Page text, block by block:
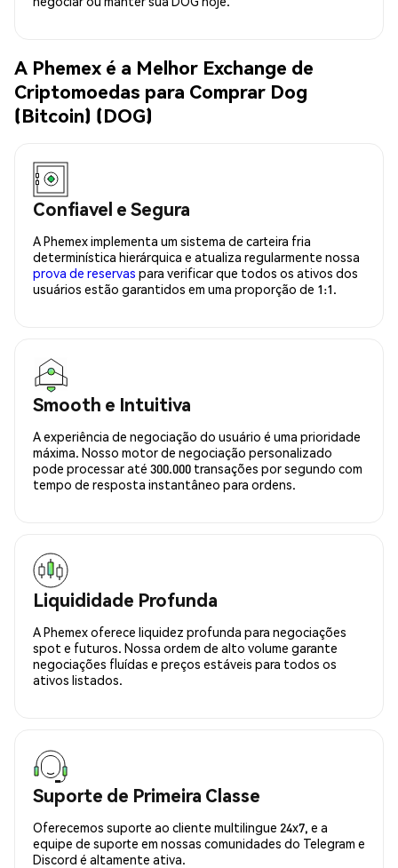
A Phemex é a Melhor Exchange de
Criptomoedas para Comprar Dog
(Bitcoin) (DOG)
Confiavel e Segura
A Phemex implementa um sistema de carteira fria
determinística hierárquica e atualiza regularmente nossa
prova de reservas para verificar que todos os ativos dos
usuários estão garantidos em uma proporção de 1:1.
Smooth e Intuitiva
A experiência de negociação do usuário é uma prioridade
máxima. Nosso motor de negociação personalizado
pode processar até 300.000 transações por segundo com
tempo de resposta instantâneo para ordens.
Liquididade Profunda
A Phemex oferece liquidez profunda para negociações
spot e futuros. Nossa ordem de alto volume garante
negociações fluídas e preços estáveis para todos os
ativos listados.
Suporte de Primeira Classe
Oferecemos suporte ao cliente multilingue 24x7, e a
equipe de suporte em nossas comunidades do Telegram e
Discord é altamente ativa.